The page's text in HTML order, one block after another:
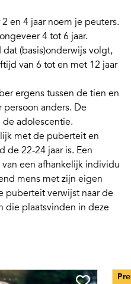
en 4 jaar noem je peuters.
4 tot 6 jaar.
dat (basis)onderwijs volgt,
van 6 tot en met 12 jaar
ergens tussen de tien en
anders. De
adolescentie.
met de puberteit en
de 22-24 jaar is. Een
een afhankelijk individu
mens met zijn eigen
puberteit verwijst naar de
die plaatsvinden in deze